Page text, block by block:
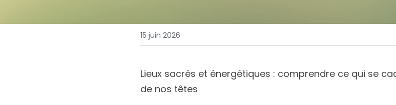
15 juin 2026
Lieux sacrés et énergétiques : comprendre ce qui se
de nos têtes